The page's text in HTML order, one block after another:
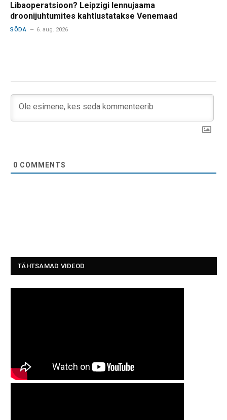
Libaoperatsioon? Leipzigi lennujaama
droonijuhtumites kahtlustatakse Venemaad
SÕDA 6. aug. 2026
0 COMMENTS
TÄHTSAMAD VIDEOD